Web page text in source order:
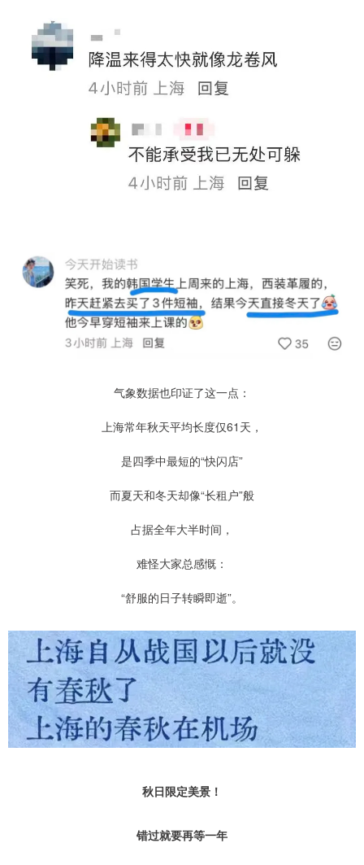
气象数据也印证了这一点：
上海常年秋天平均长度仅61天，
是四季中最短的“快闪店”
而夏天和冬天却像“长租户”般
占据全年大半时间，
难怪大家总感慨：
“舒服的日子转瞬即逝”。
秋日限定美景！
错过就要再等一年